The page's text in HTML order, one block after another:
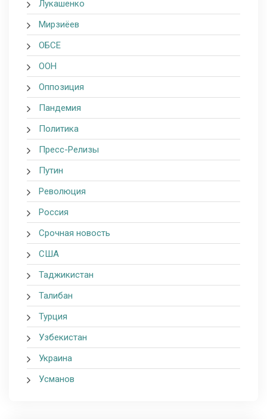
Лукашенко
Мирзиёев
ОБСЕ
ООН
Оппозиция
Пандемия
Политика
Пресс-Релизы
Путин
Революция
Россия
Срочная новость
США
Таджикистан
Талибан
Турция
Узбекистан
Украина
Усманов